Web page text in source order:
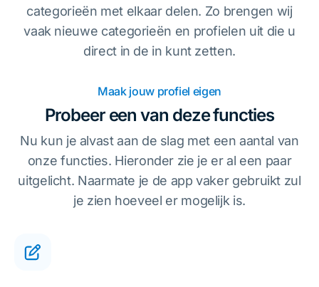
categorieën met elkaar delen. Zo brengen wij
vaak nieuwe categorieën en profielen uit die u
direct in de in kunt zetten.
Maak jouw profiel eigen
Probeer een van deze functies
Nu kun je alvast aan de slag met een aantal van
onze functies. Hieronder zie je er al een paar
uitgelicht. Naarmate je de app vaker gebruikt zul
je zien hoeveel er mogelijk is.